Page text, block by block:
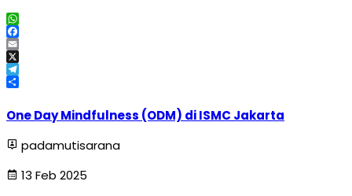
WhatsApp
Facebook
Email
X
Telegram
One Day Mindfulness (ODM) di ISMC Jakarta
padamutisarana
13 Feb 2025